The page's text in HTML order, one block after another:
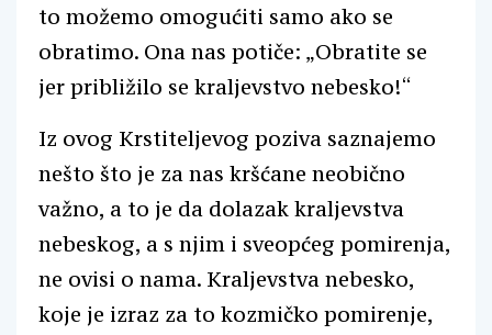
to možemo omogućiti samo ako se
obratimo. Ona nas potiče: „Obratite se
jer približilo se kraljevstvo nebesko!“
Iz ovog Krstiteljevog poziva saznajemo
nešto što je za nas kršćane neobično
važno, a to je da dolazak kraljevstva
nebeskog, a s njim i sveopćeg pomirenja,
ne ovisi o nama. Kraljevstva nebesko,
koje je izraz za to kozmičko pomirenje,